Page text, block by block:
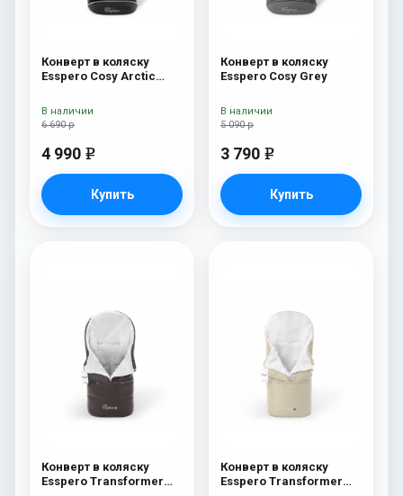
Конверт в коляску
Esspero Cosy Arctic
6 690 р
4 990 e
Купить
В наличии
Конверт в коляску
Esspero Cosy Grey
5 090 р
3 790 e
Купить
В наличии
Конверт в коляску
Esspero Transformer
Конверт в коляску
Esspero Transformer